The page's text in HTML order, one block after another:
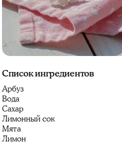
Список ингредиентов
Арбуз
Вода
Сахар
Лимонный сок
Мята
Лимон